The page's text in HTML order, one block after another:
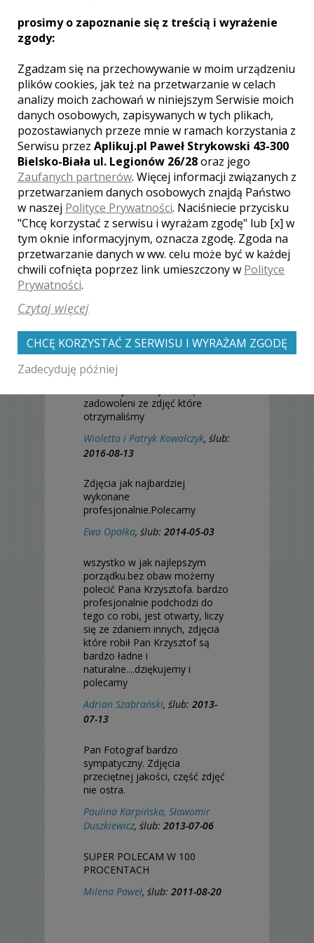
każdemu Pana Krzysztofa.
Chociaż Pana Krzysztofa
wybrałam tylko na podstawie
kilku zdjęć zamieszczonych w
internecie to nie zawiedliśmy
się. Zdjęcia ze ślubu są
dokładnie takie jakie chciałam:
naturalne i w pięknych kolorach.
Jesteśmy naprawdę zadowoleni.
Poza tym bardzo dobrze
dogadywaliśmy się wręcz
rozumieliśmy się bez słów.
Sesję plenerową będziemy
pamiętać do końca życia - super
atmosfera, kupa śmiechu i zero
stresu. Jak najbardziej
Katarzyna Grabka I Karol
Iwanicz, ślub:2016-09-03
Pan Krzysztof wywiązał się
świetnie z poleconego mu
zadowoleni ze zdjęć które
otrzymaliśmy
Wioletta i Patryk Kowalczyk, ślub:
2016-08-13
Zdjęcia jak najbardziej
wykonane
profesjonalnie.Polecamy
Ewa Opałka, ślub: 2014-05-03
wszystko w jak najlepszym
porządku.bez obaw możemy
polecić Pana Krzysztofa. bardzo
profesjonalnie podchodzi do
tego co robi, jest otwarty, liczy
się ze zdaniem innych, zdjęcia
które robił Pan Krzysztof są
bardzo ładne i
naturalne....dziękujemy i
polecamy
Adrian Szabrański, ślub: 2013-
07-13
Pan Fotograf bardzo
sympatyczny. Zdjęcia
przeciętnej jakości, część zdjęć
nie ostra.
Paulina Karpińska, Sławomir
Duszkiewicz, ślub: 2013-07-06
SUPER POLECAM W 100
PROCENTACH
Milena Paweł, ślub: 2011-08-20
prosimy o zapoznanie się z treścią i wyrażenie
zgody:
Zgadzam się na przechowywanie w moim urządzeniu
plików cookies, jak też na przetwarzanie w celach
analizy moich zachowań w niniejszym Serwisie moich
danych osobowych, zapisywanych w tych plikach,
pozostawianych przeze mnie w ramach korzystania z
Serwisu przez Aplikuj.pl Paweł Strykowski 43-300
Bielsko-Biała ul. Legionów 26/28oraz jego
Zaufanych partnerów. Więcej informacji związanych z
przetwarzaniem danych osobowych znajdą Państwo
w naszej Polityce Prywatności. Naciśniecie przycisku
"Chcę korzystać z serwisu i wyrażam zgodę" lub [x] w
tym oknie informacyjnym, oznacza zgodę. Zgoda na
przetwarzanie danych w ww. celu może być w każdej
chwili cofnięta poprzez link umieszczony w Polityce
Prywatności.
Czytaj więcej
CHCĘ KORZYSTAĆ Z SERWISU I WYRAŻAM ZGODĘ
Zadecyduję później